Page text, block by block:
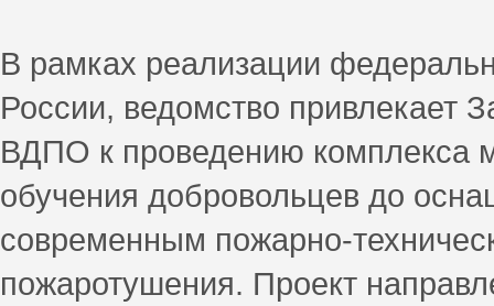
В рамках реализации
России, ведомство привлекает
ВДПО к проведению комплекса
обучения добровольцев до
современным пожарно-
пожаротушения. Проект